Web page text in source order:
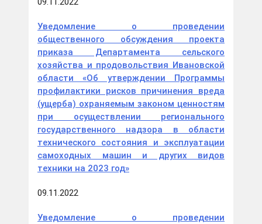
Уведомление о проведении
общественного обсуждения проекта
приказа Департамента сельского
хозяйства и продовольствия Ивановской
области «Об утверждении Программы
профилактики рисков причинения вреда
(ущерба) охраняемым законом ценностям
при осуществлении регионального
государственного надзора в области
технического состояния и эксплуатации
самоходных машин и других видов
техники на 2023 год»
09.11.2022
Уведомление о проведении